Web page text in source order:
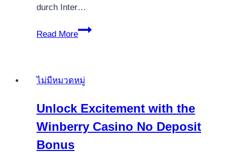
durch Inter…
Read More
Offizieller
Kasino
Land
der
ไม่มีหมวดหมู่
Unlock Excitement with the
Winberry Casino No Deposit
Bonus